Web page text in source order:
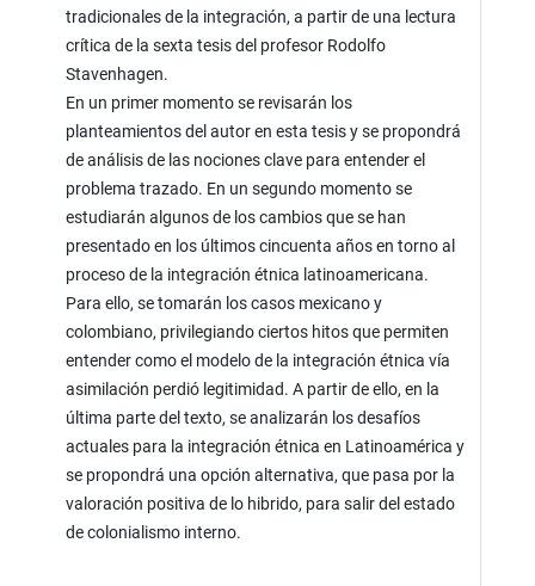
tradicionales de la integración, a partir de una lectura
crítica de la sexta tesis del profesor Rodolfo
Stavenhagen.
En un primer momento se revisarán los
planteamientos del autor en esta tesis y se propondrá
de análisis de las nociones clave para entender el
problema trazado. En un segundo momento se
estudiarán algunos de los cambios que se han
presentado en los últimos cincuenta años en torno al
proceso de la integración étnica latinoamericana.
Para ello, se tomarán los casos mexicano y
colombiano, privilegiando ciertos hitos que permiten
entender como el modelo de la integración étnica vía
asimilación perdió legitimidad. A partir de ello, en la
última parte del texto, se analizarán los desafíos
actuales para la integración étnica en Latinoamérica y
se propondrá una opción alternativa, que pasa por la
valoración positiva de lo hibrido, para salir del estado
de colonialismo interno.